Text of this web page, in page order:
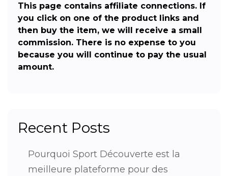
This page contains affiliate connections. If
you click on one of the product links and
then buy the item, we will receive a small
commission. There is no expense to you
because you will continue to pay the usual
amount.
Recent Posts
Pourquoi Sport Découverte est la
meilleure plateforme pour des